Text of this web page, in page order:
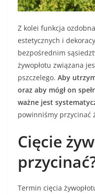
Z kolei funkcja
estetycznych i
bezpośrednim
żywopłotu związana
pszczelego. Aby
oraz aby mógł on
ważne jest
powinniśmy przycinać
Cięcie
Termin cięcia